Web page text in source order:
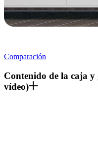
Comparación
Contenido de la caja
vídeo)